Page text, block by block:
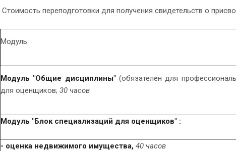
Стоимость переподготовки для получения свидетельств о
Модуль
Модуль "Общие дисциплины"(обязателен для
для оценщиков; 30 часов
Модуль "Блок специализаций для оценщиков" :
- оценка недвижимого имущества, 40 часов